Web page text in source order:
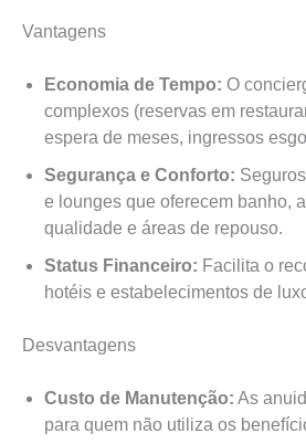
Vantagens
Economia de Tempo: O
complexos (reservas em
espera de meses, ingressos
Segurança e Conforto:
e lounges que oferecem banho,
qualidade e áreas de repouso.
Status Financeiro: Facilita o
hotéis e estabelecimentos de
Desvantagens
Custo de Manutenção: As
para quem não utiliza os